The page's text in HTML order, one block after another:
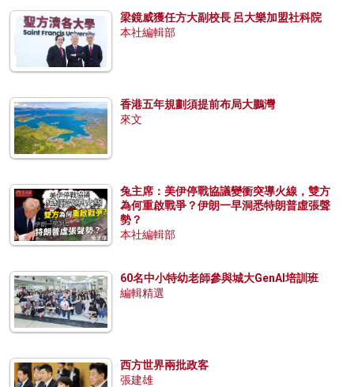
梁鏡威獲任方大副校長 呂大樂加盟社科院
本社編輯部
香港五年規劃須提前布局大鵬灣
來文
兔主席：美伊停戰協議變衝突導火線，雙方
為何重啟戰爭？伊朗一早洞悉特朗普虛張聲
勢？
本社編輯部
60名中小特幼老師參與城大GenAI培訓班
編輯精選
西方世界兩批政客
張建雄